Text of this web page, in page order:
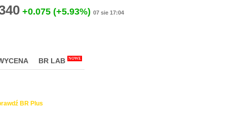
+0.075 (+5.93%) 07 sie 17:04
BR LAB NOWE
BR Plus